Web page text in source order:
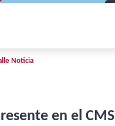
Noticia
en el CMS